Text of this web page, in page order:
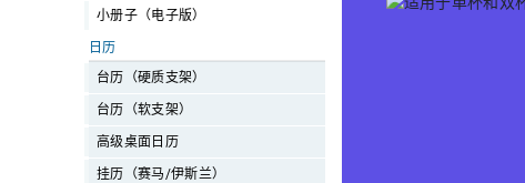
小册子（电子版）
日历
台历（硬质支架）
台历（软支架）
高级桌面日历
挂历（赛马/伊斯兰）